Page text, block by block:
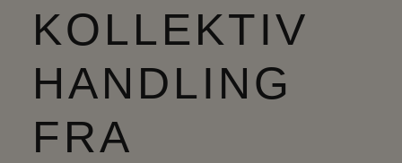
KOLLEKTIV
HANDLING
FRA